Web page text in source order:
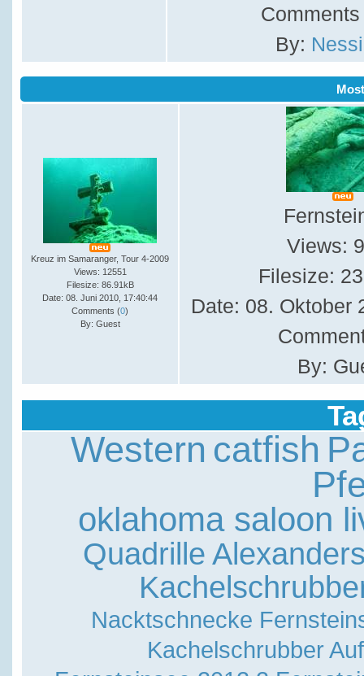
Comments
By:
Kreuz im Samaranger, Tour 4-2009
Views: 12551
Filesize: 86.91kB
Date: 08. Juni 2010, 17:40:44
Comments (0)
By: Guest
Views:
Filesize:
Date: 08. Oktober
By:
Western catfish
oklahoma saloon
Quadrille
Nacktschnecke
Kachelschrubber